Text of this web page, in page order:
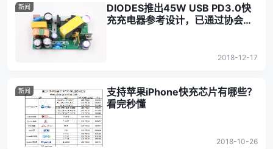
新闻
DIODES推出45W USB PD3.0快
充充电器参考设计，已通过协会认
2018-12-17
新闻
支持苹果iPhone快充芯片有哪些？
看完秒懂
2018-10-26